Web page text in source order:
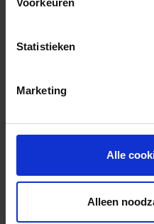
Voorkeuren
Statistieken
Marketing
Alle
Alleen